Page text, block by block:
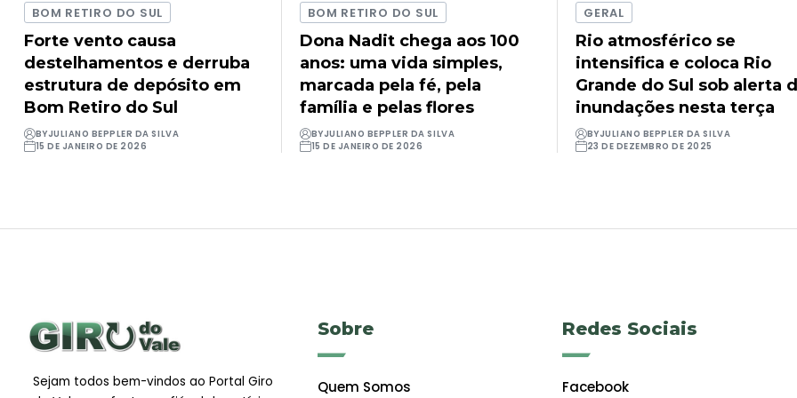
BOM RETIRO DO SUL
Forte vento causa
destelhamentos e derruba
estrutura de depósito em
Bom Retiro do Sul
BYJULIANO BEPPLER DA SILVA
15 DE JANEIRO DE 2026
BOM RETIRO DO SUL
Dona Nadit chega aos 100
anos: uma vida simples,
marcada pela fé, pela
família e pelas flores
BYJULIANO BEPPLER DA SILVA
15 DE JANEIRO DE 2026
GERAL
Rio atmosférico se
intensifica e coloca Rio
Grande do Sul sob alerta
inundações nesta terça
BYJULIANO BEPPLER DA SILVA
23 DE DEZEMBRO DE 2025
Sejam todos bem-vindos ao Portal Giro
Sobre
Quem Somos
Redes Sociais
Facebook